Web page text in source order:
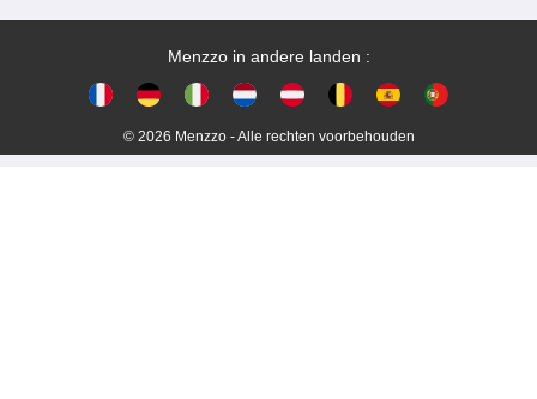
Menzzo in andere landen :
© 2026 Menzzo - Alle rechten voorbehouden